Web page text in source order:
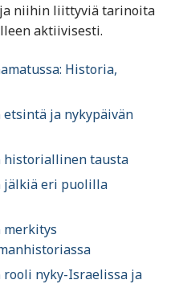
niihin liittyviä tarinoita
aktiivisesti.
Historia,
ja nykypäivän
historiallinen tausta
jälkiä eri puolilla
merkitys
nyky-Israelissa ja